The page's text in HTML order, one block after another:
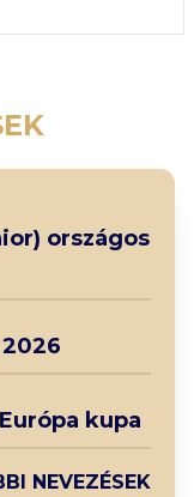
országos
kupa
NEVEZÉSEK